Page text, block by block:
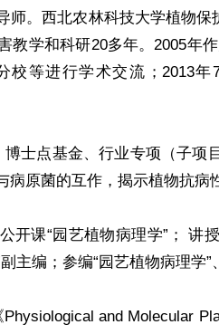
。西北农林科技大学植物保
教学和科研20多年。2005年
校等进行学术交流；2013
点基金、行业专项（子项
原菌的互作，揭示植物抗病
课“园艺植物病理学”； 讲授
主编；参编“园艺植物病理学”
and Molecular